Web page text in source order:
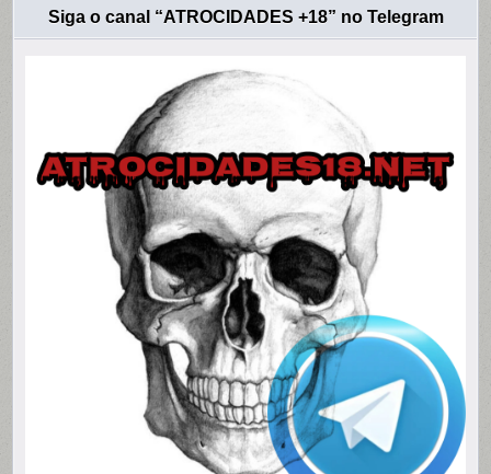
Siga o canal “ATROCIDADES +18” no Telegram